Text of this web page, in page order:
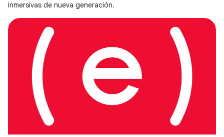
inmersivas de nueva generación.